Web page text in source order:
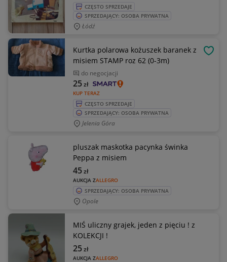
CZĘSTO SPRZEDAJE
SPRZEDAJĄCY: OSOBA PRYWATNA
Łódź
Kurtka polarowa kożuszek baranek z
misiem STAMP roz 62 (0-3m)
do negocjacji
KUP TERAZ
25zł
CZĘSTO SPRZEDAJE
SPRZEDAJĄCY: OSOBA PRYWATNA
Jelenia Góra
pluszak maskotka pacynka świnka
Peppa z misiem
AUKCJA ZALLEGRO
45zł
SPRZEDAJĄCY: OSOBA PRYWATNA
Opole
MIŚ uliczny grajek, jeden z pięciu ! z
KOLEKCJI !
AUKCJA ZALLEGRO
25zł